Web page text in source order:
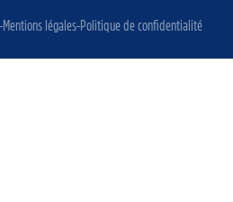
Mentions légales Politique de confidentialité